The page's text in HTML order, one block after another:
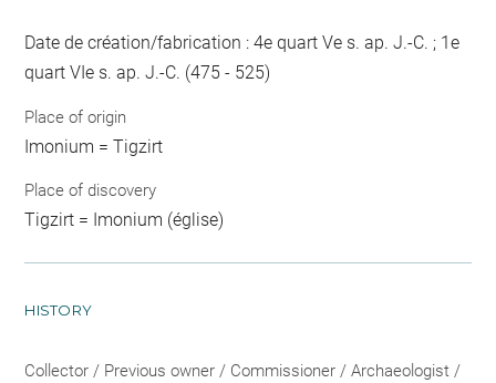
Date de création/fabrication : 4e quart Ve s. ap. J.-C. ; 1e
quart VIe s. ap. J.-C. (475 - 525)
Place of origin
Imonium = Tigzirt
Place of discovery
Tigzirt = Imonium (église)
HISTORY
Collector / Previous owner / Commissioner / Archaeologist /